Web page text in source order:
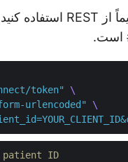
token"
urlencoded"
patient ID